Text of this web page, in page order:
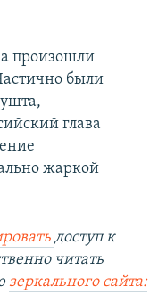
произошли
были
глава
жаркой
доступ к
читать
зеркального сайта: